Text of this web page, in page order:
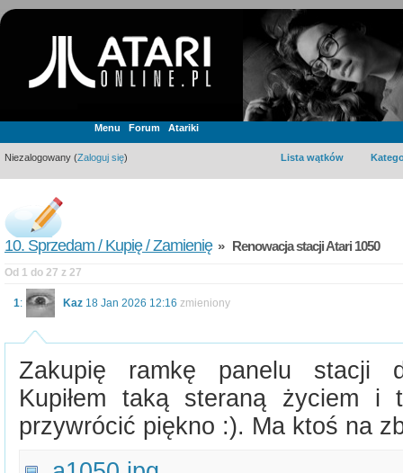
Menu Forum Atariki
Niezalogowany (Zaloguj się) Lista wątków
10. Sprzedam / Kupię / Zamienię» Renowacja stacji Atari 1050
Od 1 do 27 z 27
1: Kaz 18 Jan 2026 12:16 zmieniony
Zakupię ramkę panelu stacji
Kupiłem taką steraną życiem i
przywrócić piękno :). Ma ktoś na